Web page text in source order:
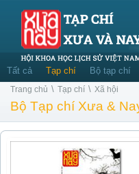
Tất cả Tạp chí Bộ tạp chí
Trang chủ \ Tạp chí \ Xã hội
Bộ Tạp chí Xưa &